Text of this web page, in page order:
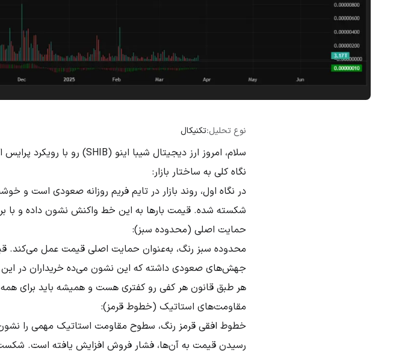
نوع تحلیل:تکنیکال
سلام، امروز ارز دیجیتال شیبا اینو (SHIB) رو با رویکرد پرایس اکشن بررسی می‌کنیم!
نگاه کلی به ساختار بازار:
در نگاه اول، روند بازار در تایم فریم روزانه صعودی است
شکسته شده. قیمت بارها به این خط واکنش نشون داده و با
حمایت اصلی (محدوده سبز):
محدوده سبز رنگ، به‌عنوان حمایت اصلی قیمت عمل می‌کند.
جهش‌های صعودی داشته که این نشون می‌ده خریداران در این
هر طبق قانون هر کفی رو کفتری هست و همیشه باید برای همه
مقاومت‌های استاتیک (خطوط قرمز):
خطوط افقی قرمز رنگ، سطوح مقاومت استاتیک مهمی را
رسیدن قیمت به آن‌ها، فشار فروش افزایش یافته است.